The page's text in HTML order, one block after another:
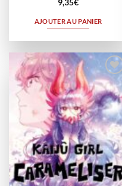
9,35€
AJOUTER AU PANIER
Ajouter
à la
wishlist